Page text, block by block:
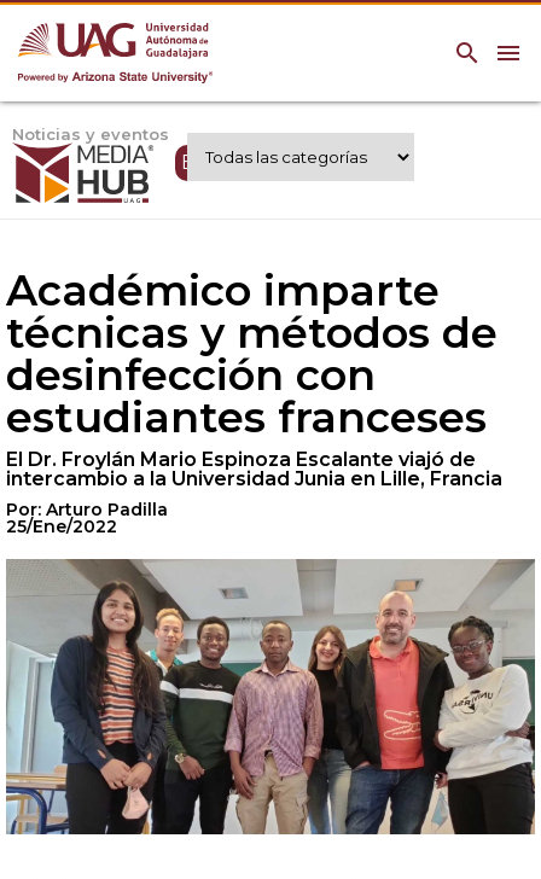
menu
search
Noticias y eventos
Expertos UAG
Académico imparte
técnicas y métodos de
desinfección con
estudiantes franceses
El Dr. Froylán Mario Espinoza Escalante viajó de
intercambio a la Universidad Junia en Lille, Francia
Por: Arturo Padilla
25/Ene/2022